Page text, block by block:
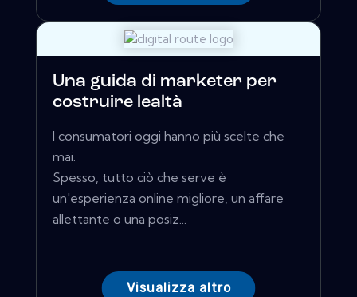
Una guida di marketer per
costruire lealtà
I consumatori oggi hanno più scelte che
mai.
Spesso, tutto ciò che serve è
un'esperienza online migliore, un affare
allettante o una posiz...
Visualizza altro